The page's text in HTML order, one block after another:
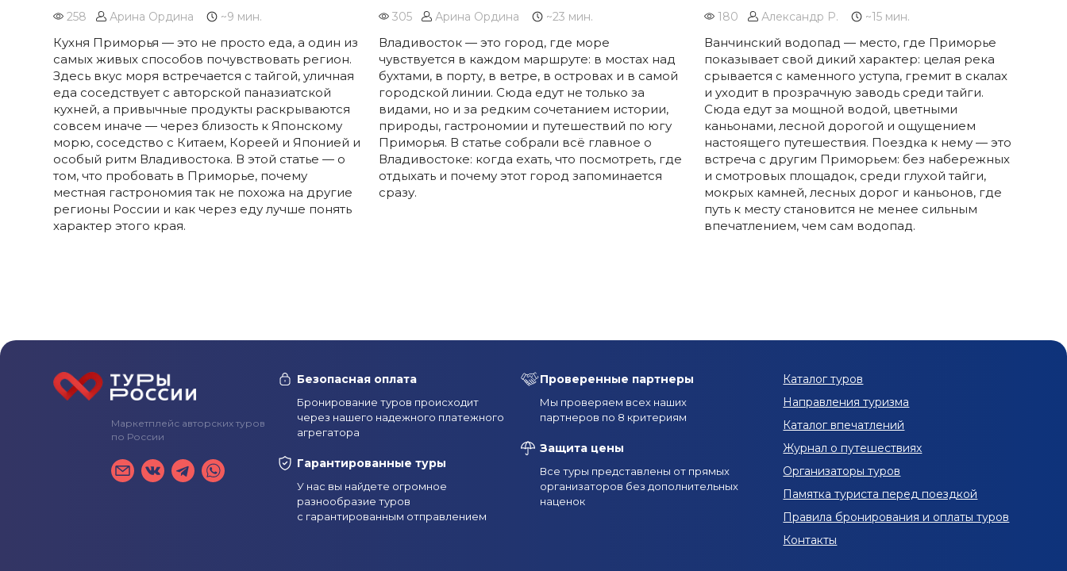
258 Арина Ордина ~9 мин.
Кухня Приморья — это не просто еда, а один из
самых живых способов почувствовать регион.
Здесь вкус моря встречается с тайгой, уличная
еда соседствует с авторской паназиатской
кухней, а привычные продукты раскрываются
совсем иначе — через близость к Японскому
морю, соседство с Китаем, Кореей и Японией и
особый ритм Владивостока. В этой статье — о
том, что пробовать в Приморье, почему
местная гастрономия так не похожа на другие
регионы России и как через еду лучше понять
характер этого края.
305 Арина Ордина ~23 мин.
Владивосток — это город, где море
чувствуется в каждом маршруте: в мостах над
бухтами, в порту, в ветре, в островах и в самой
городской линии. Сюда едут не только за
видами, но и за редким сочетанием истории,
природы, гастрономии и путешествий по югу
Приморья. В статье собрали всё главное о
Владивостоке: когда ехать, что посмотреть, где
отдыхать и почему этот город запоминается
сразу.
180 Александр Р. ~15 мин.
Ванчинский водопад — место, где Приморье
показывает свой дикий характер: целая река
срывается с каменного уступа, гремит в скалах
и уходит в прозрачную заводь среди тайги.
Сюда едут за мощной водой, цветными
каньонами, лесной дорогой и ощущением
настоящего путешествия. Поездка к нему — это
встреча с другим Приморьем: без набережных
и смотровых площадок, среди глухой тайги,
мокрых камней, лесных дорог и каньонов, где
путь к месту становится не менее сильным
впечатлением, чем сам водопад.
Маркетплейс авторских туров
по России
Безопасная оплата
Бронирование туров происходит
через нашего надежного платежного
агрегатора
Гарантированные туры
У нас вы найдете огромное
разнообразие туров
с гарантированным отправлением
Проверенные партнеры
Мы проверяем всех наших
партнеров по 8 критериям
Защита цены
Все туры представлены от прямых
организаторов без дополнительных
наценок
Каталог туров
Направления туризма
Каталог впечатлений
Журнал о путешествиях
Организаторы туров
Памятка туриста перед поездкой
Правила бронирования и оплаты туров
Контакты